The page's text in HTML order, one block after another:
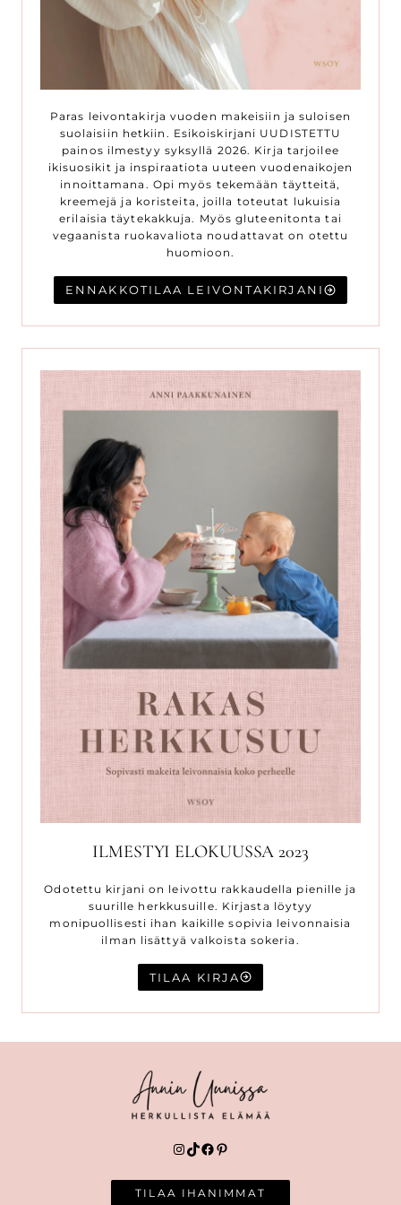
Paras leivontakirja vuoden makeisiin ja suloisen
suolaisiin hetkiin. Esikoiskirjani UUDISTETTU
painos ilmestyy syksyllä 2026. Kirja tarjoilee
ikisuosikit ja inspiraatiota uuteen vuodenaikojen
innoittamana. Opi myös tekemään täytteitä,
kreemejä ja koristeita, joilla toteutat lukuisia
erilaisia täytekakkuja. Myös gluteenitonta tai
vegaanista ruokavaliota noudattavat on otettu
huomioon.
ENNAKKOTILAA LEIVONTAKIRJANI
ILMESTYI ELOKUUSSA 2023
Odotettu kirjani on leivottu rakkaudella pienille ja
suurille herkkusuille. Kirjasta löytyy
monipuollisesti ihan kaikille sopivia leivonnaisia
ilman lisättyä valkoista sokeria.
TILAA KIRJA
Instagram
TikTok
Facebook
Pinterest
TILAA IHANIMMAT